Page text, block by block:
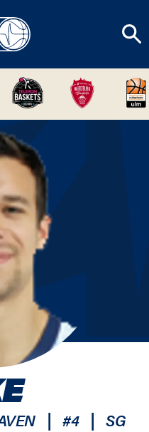
| #4 | SG